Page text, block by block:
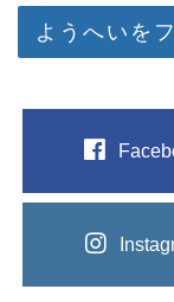
ようへいを